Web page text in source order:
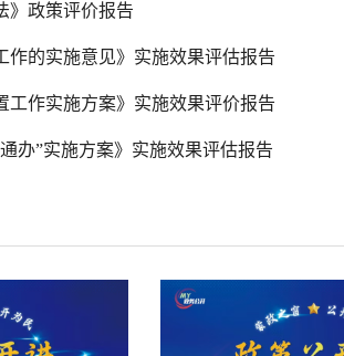
》政策评价报告
作的实施意见》实施效果评估报告
工作实施方案》实施效果评价报告
办”实施方案》实施效果评估报告